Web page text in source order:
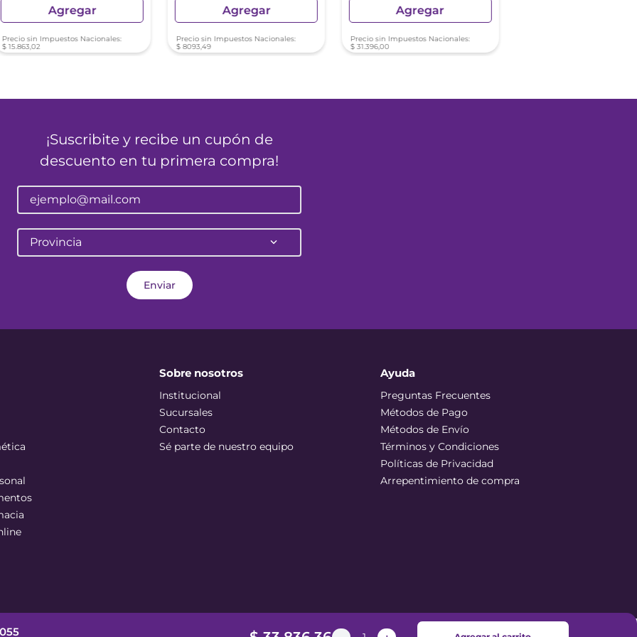
Agregar
Precio sin Impuestos Nacionales:
$ 15.863,02
Agregar
Precio sin Impuestos Nacionales:
$ 8093,49
Agregar
Precio sin Impuestos Nacionales:
$ 31.396,00
¡Suscribite y recibe un cupón de
descuento en tu primera compra!
Provincia
Enviar
Sobre nosotros
Institucional
Sucursales
Contacto
Sé parte de nuestro equipo
Ayuda
Preguntas Frecuentes
Métodos de Pago
Métodos de Envío
Términos y Condiciones
Políticas de Privacidad
Arrepentimiento de compra